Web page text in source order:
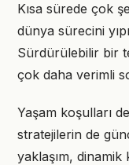
Kısa sürede çok
dünya sürecini
Sürdürülebilir bir
çok daha verimli
Yaşam koşulları
stratejilerin de
yaklaşım,